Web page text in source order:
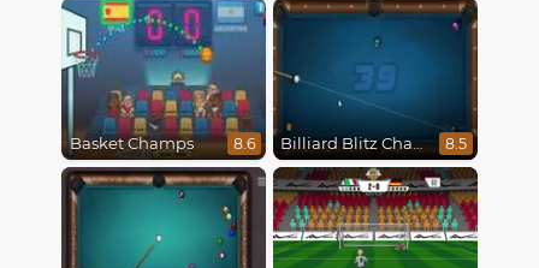
Basket Champs 8.6 Billiard Blitz Challenge 8.5